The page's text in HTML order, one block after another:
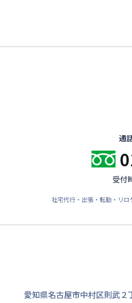
通
受付
社宅代行・出張・転勤・リ
愛知県名古屋市中村区則武２